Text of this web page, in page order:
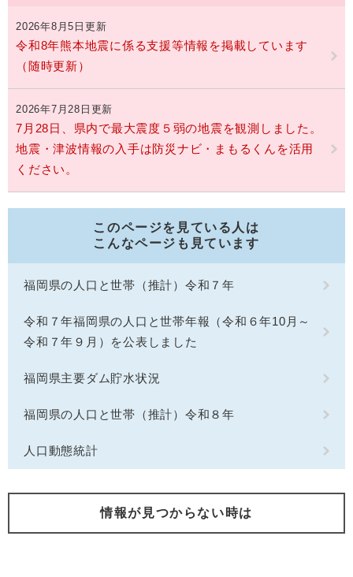
2026年8月5日更新
令和8年熊本地震に係る支援等情報を掲載しています
（随時更新）
2026年7月28日更新
7月28日、県内で最大震度５弱の地震を観測しました。
地震・津波情報の入手は防災ナビ・まもるくんを活用
ください。
このページを見ている人は
こんなページも見ています
福岡県の人口と世帯（推計）令和７年
令和７年福岡県の人口と世帯年報（令和６年10月～
令和７年９月）を公表しました
福岡県主要ダム貯水状況
福岡県の人口と世帯（推計）令和８年
人口動態統計
情報が見つからない時は